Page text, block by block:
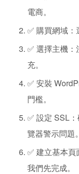
電商。
✅ 購買網域：
✅ 選擇主機
充。
✅ 安裝
門檻。
✅ 設定 SSL
覽器警示問題。
✅ 建立基本
我們先完成。